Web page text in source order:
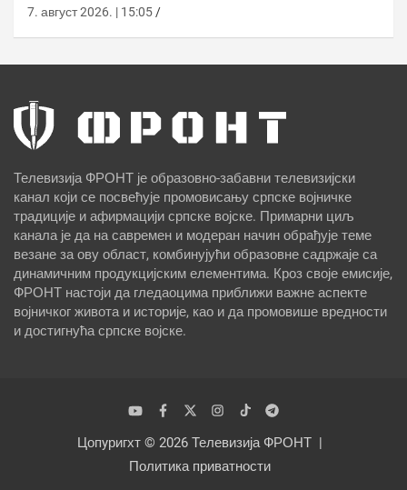
7. август 2026. | 15:05
Телевизија ФРОНТ је образовно-забавни телевизијски
канал који се посвећује промовисању српске војничке
традиције и афирмацији српске војске. Примарни циљ
канала је да на савремен и модеран начин обрађује теме
везане за ову област, комбинујући образовне садржаје са
динамичним продукцијским елементима. Кроз своје емисије,
ФРОНТ настоји да гледаоцима приближи важне аспекте
војничког живота и историје, као и да промовише вредности
и достигнућа српске војске.
Цопyригхт © 2026 Телевизија ФРОНТ
Политика приватности